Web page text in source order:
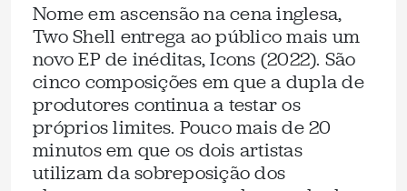
Nome em ascensão na cena inglesa,
Two Shell entrega ao público mais um
novo EP de inéditas, Icons (2022). São
cinco composições em que a dupla de
produtores continua a testar os
próprios limites. Pouco mais de 20
minutos em que os dois artistas
utilizam da sobreposição dos